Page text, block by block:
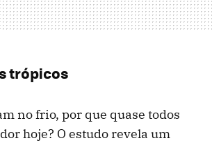
trópicos
no frio, por que quase todos
hoje? O estudo revela um